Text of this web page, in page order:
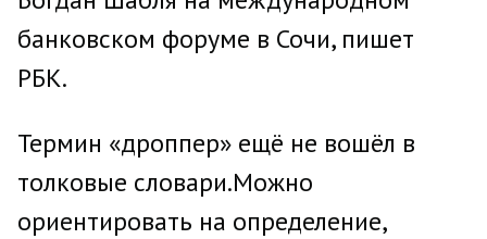
банковском форуме в Сочи, пишет
РБК.
Термин «дроппер» ещё не вошёл в
толковые словари.Можно
ориентировать на определение,